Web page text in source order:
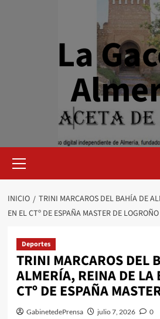
La
primario
INICIO
TRINI MARCAROS DEL BAHÍA DE
EN EL CTº DE ESPAÑA MASTER DE LOGROÑO
Deportes
TRINI MARCAROS DEL
ALMERÍA, REINA DE LA
CTº DE ESPAÑA
GabinetedePrensa julio 7, 2026 0